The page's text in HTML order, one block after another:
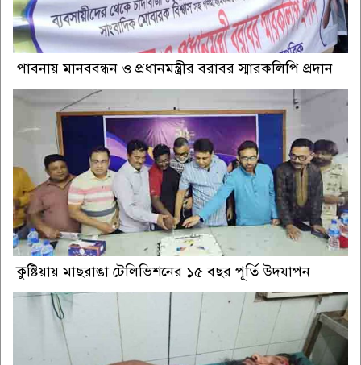
পাবনায় মানববন্ধন ও প্রধানমন্ত্রীর বরাবর স্মারকলিপি প্রদান
কুষ্টিয়ায় মাছরাঙা টেলিভিশনের ১৫ বছর পূর্তি উদযাপন